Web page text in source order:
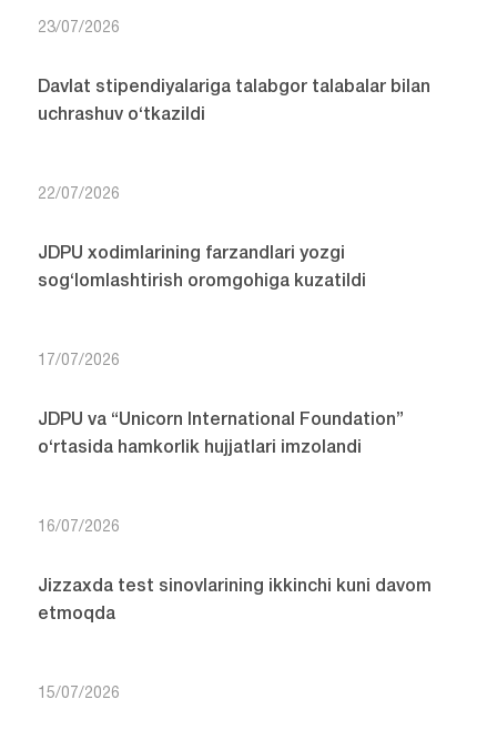
23/07/2026
Davlat stipendiyalariga talabgor talabalar bilan
uchrashuv o‘tkazildi
22/07/2026
JDPU xodimlarining farzandlari yozgi
sog‘lomlashtirish oromgohiga kuzatildi
17/07/2026
JDPU va “Unicorn International Foundation”
o‘rtasida hamkorlik hujjatlari imzolandi
16/07/2026
Jizzaxda test sinovlarining ikkinchi kuni davom
etmoqda
15/07/2026